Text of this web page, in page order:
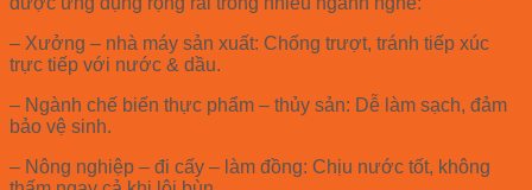
– Xưởng – nhà máy sản xuất: Chống trượt, tránh tiếp xúc
trực tiếp với nước & dầu.
– Ngành chế biến thực phẩm – thủy sản: Dễ làm sạch, đảm
bảo vệ sinh.
– Nông nghiệp – đi cấy – làm đồng: Chịu nước tốt, không